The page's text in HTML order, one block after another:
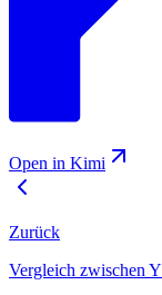
Open in Kimi
Zurück
Vergleich zwischen